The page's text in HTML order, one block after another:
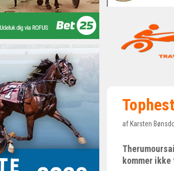
af Karsten
kommer